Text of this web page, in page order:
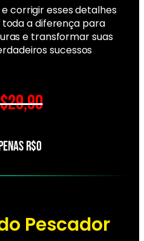
corrigir esses detalhes
a diferença para
e transformar suas
sucessos
R$0
Pescador